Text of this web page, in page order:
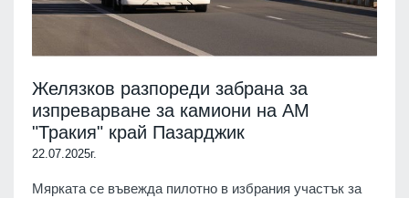
Желязков разпореди забрана за
изпреварване за камиони на АМ
"Тракия" край Пазарджик
22.07.2025г.
Мярката се въвежда пилотно в избрания участък за